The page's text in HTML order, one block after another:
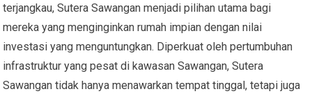
terjangkau, Sutera Sawangan menjadi pilihan utama bagi
mereka yang menginginkan rumah impian dengan nilai
investasi yang menguntungkan. Diperkuat oleh pertumbuhan
infrastruktur yang pesat di kawasan Sawangan, Sutera
Sawangan tidak hanya menawarkan tempat tinggal, tetapi juga